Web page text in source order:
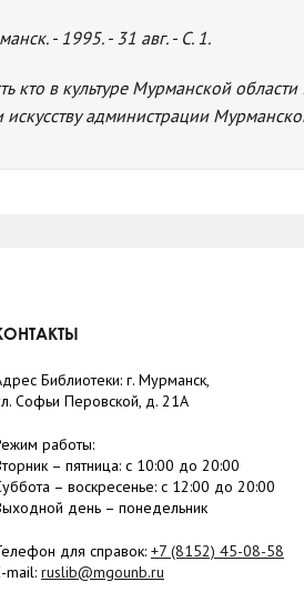
- 1995. - 31 авг. - С. 1.
кто в культуре Мурманской
администрации
Библиотеки: г. Мурманск,
Софьи Перовской, д. 21А
работы:
– пятница: с 10:00 до 20:00
– воскресенье: c 12:00 до 20:00
день – понедельник
для справок: +7 (8152) 45-08-58
mail: ruslib@mgounb.ru